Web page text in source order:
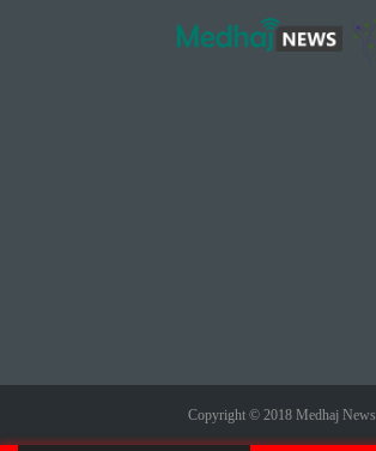
Copyright © 2018 Medhaj News